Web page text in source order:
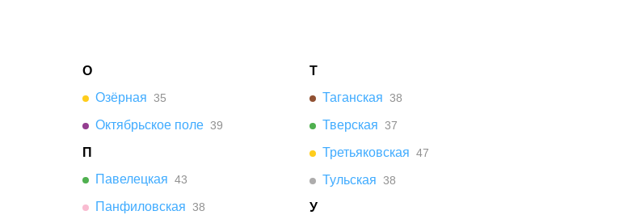
О
Озёрная 35
Октябрьское поле 39
П
Павелецкая 43
Панфиловская 38
Т
Таганская 38
Тверская 37
Третьяковская 47
Тульская 38
У